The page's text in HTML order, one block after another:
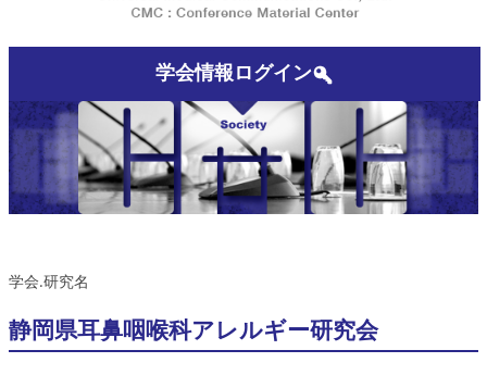
学会情報ログイン
学会.研究名
静岡県耳鼻咽喉科アレルギー研究会